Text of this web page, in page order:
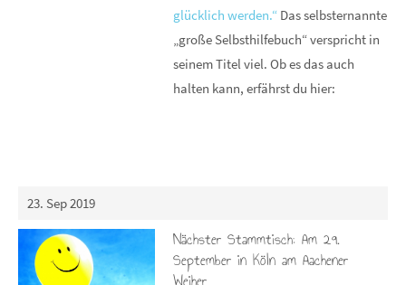
glücklich werden.“ Das selbsternannte
„große Selbsthilfebuch“ verspricht in
seinem Titel viel. Ob es das auch
halten kann, erfährst du hier:
23. Sep 2019
Nächster Stammtisch: Am 29.
September in Köln am Aachener